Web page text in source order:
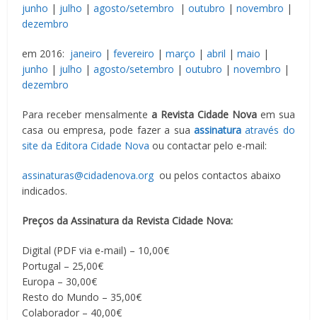
junho | julho |agosto/setembro |outubro |novembro |
dezembro
em 2016: janeiro |fevereiro |março |abril |maio |
junho | julho |agosto/setembro |outubro |novembro |
dezembro
Para receber mensalmente a Revista Cidade Nova em sua
casa ou empresa, pode fazer a sua assinatura através do
site da Editora Cidade Nova ou contactar pelo e-mail:
assinaturas@cidadenova.org ou pelos contactos abaixo
indicados.
Preços da Assinatura da Revista Cidade Nova:
Digital (PDF via e-mail) – 10,00€
Portugal – 25,00€
Europa – 30,00€
Resto do Mundo – 35,00€
Colaborador – 40,00€